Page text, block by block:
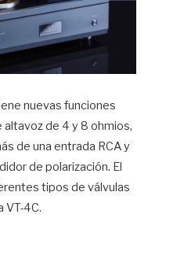
nuevas funciones
altavoz de 4 y 8 ohmios,
de una entrada RCA y
de polarización. El
tipos de válvulas
VT-4C.